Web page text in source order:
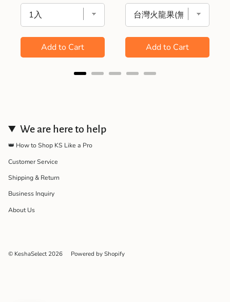
Add to Cart Add to Cart
We are here to help
👑 How to Shop KS Like a Pro
Customer Service
Shipping & Return
Business Inquiry
About Us
© KeshaSelect 2026 Powered by Shopify